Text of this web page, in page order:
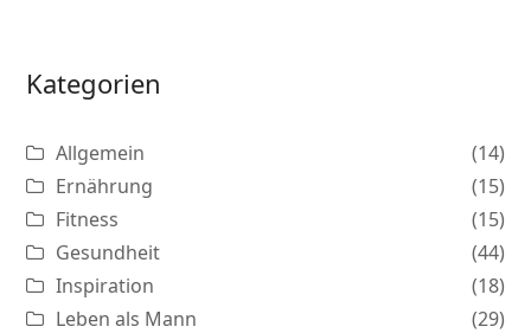
Kategorien
Allgemein
(14)
Ernährung
(15)
Fitness
(15)
Gesundheit
(44)
Inspiration
(18)
Leben als Mann
(29)